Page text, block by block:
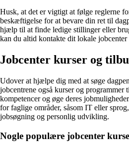
Husk, at det er vigtigt at følge reglerne
beskæftigelse for at bevare din ret til
hjælp til at finde ledige stillinger eller
kan du altid kontakte dit lokale
Jobcenter kurser og
Udover at hjælpe dig med at søge
jobcentrene også kurser og programmer
kompetencer og øge deres
for faglige områder, såsom IT eller
jobsøgning og personlig udvikling.
Nogle populære jobcenter